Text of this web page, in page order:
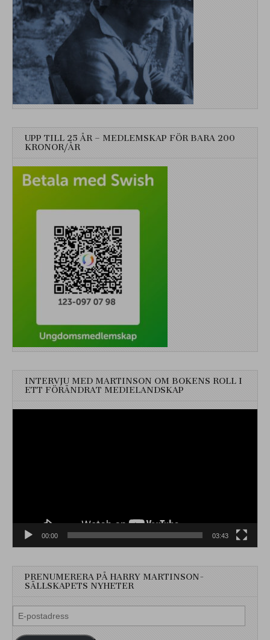
UPP TILL 25 ÅR – MEDLEMSKAP FÖR BARA 200
KRONOR/ÅR
INTERVJU MED MARTINSON OM BOKENS ROLL I
ETT FÖRÄNDRAT MEDIELANDSKAP
00:00 03:43
PRENUMERERA PÅ HARRY MARTINSON-
SÄLLSKAPETS NYHETER
E-
postadress